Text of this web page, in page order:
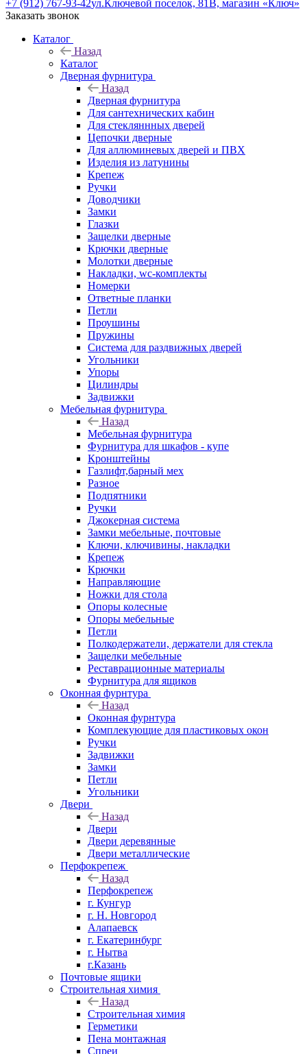
+7 (912) 767-93-42ул.Ключевой поселок, 81В, магазин «Ключ»
Заказать звонок
Каталог
Назад
Каталог
Дверная фурнитура
Назад
Дверная фурнитура
Для сантехнических кабин
Для стекляннных дверей
Цепочки дверные
Для аллюминевых дверей и ПВХ
Изделия из латунины
Крепеж
Ручки
Доводчики
Замки
Глазки
Защелки дверные
Крючки дверные
Молотки дверные
Накладки, wc-комплекты
Номерки
Ответные планки
Петли
Проушины
Пружины
Система для раздвижных дверей
Угольники
Упоры
Цилиндры
Задвижки
Мебельная фурнитура
Назад
Мебельная фурнитура
Фурнитура для шкафов - купе
Кронштейны
Газлифт,барный мех
Разное
Подпятники
Ручки
Джокерная система
Замки мебельные, почтовые
Ключи, ключивины, накладки
Крепеж
Крючки
Направляющие
Ножки для стола
Опоры колесные
Опоры мебельные
Петли
Полкодержатели, держатели для стекла
Защелки мебельные
Реставрационные материалы
Фурнитура для ящиков
Оконная фурнтура
Назад
Оконная фурнтура
Комплекующие для пластиковых окон
Ручки
Задвижки
Замки
Петли
Угольники
Двери
Назад
Двери
Двери деревянные
Двери металлические
Перфокрепеж
Назад
Перфокрепеж
г. Кунгур
г. Н. Новгород
Алапаевск
г. Екатеринбург
г. Нытва
г.Казань
Почтовые ящики
Строительная химия
Назад
Строительная химия
Герметики
Пена монтажная
Спреи